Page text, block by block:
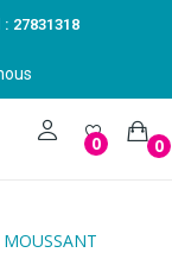
: 27831318
0 0
MOUSSANT